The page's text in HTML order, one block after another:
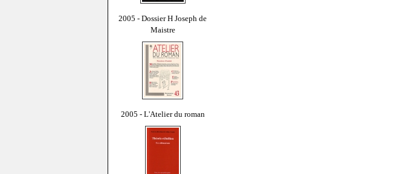
2005 - Dossier H Joseph de
Maistre
2005 - L'Atelier du roman